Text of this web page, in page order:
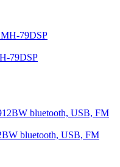
79DSP
bluetooth, USB, FM